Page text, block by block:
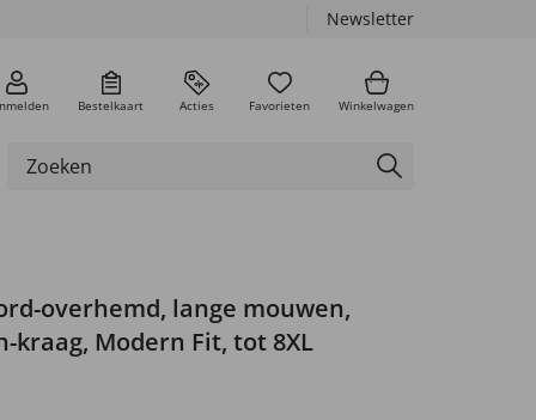
Newsletter
Bestelkaart Acties Favorieten Winkelwagen
overhemd, lange mouwen,
kraag, Modern Fit, tot 8XL